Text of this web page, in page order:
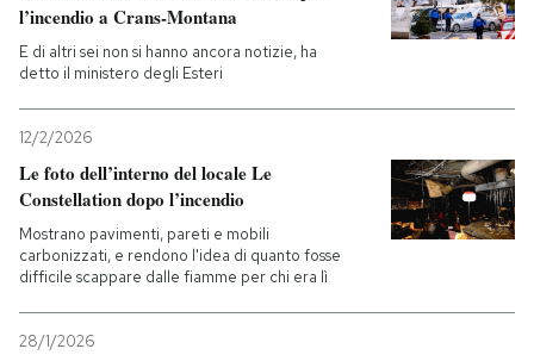
l’incendio a Crans-Montana
E di altri sei non si hanno ancora notizie, ha
detto il ministero degli Esteri
12/2/2026
Le foto dell’interno del locale Le
Constellation dopo l’incendio
Mostrano pavimenti, pareti e mobili
carbonizzati, e rendono l'idea di quanto fosse
difficile scappare dalle fiamme per chi era lì
28/1/2026